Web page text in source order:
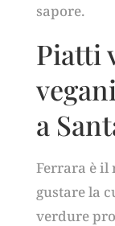
sapore.
Piatti
vegani
a
Ferrara è il
gustare la
verdure